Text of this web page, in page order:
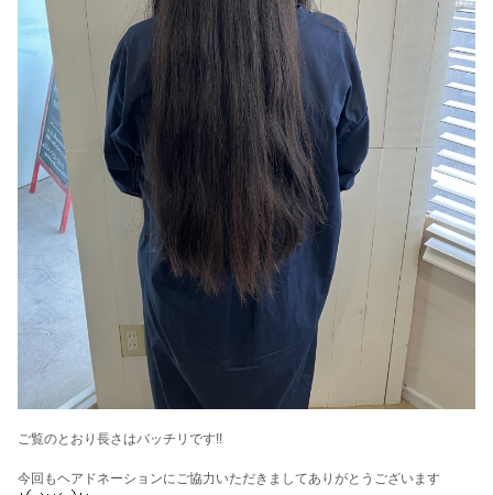
ご覧のとおり長さはバッチリです!!
今回もヘアドネーションにご協力いただきましてありがとうございます